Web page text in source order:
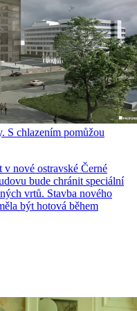
S chlazením pomůžou
nové ostravské Černé
bude chránit speciální
vrtů. Stavba nového
být hotová během